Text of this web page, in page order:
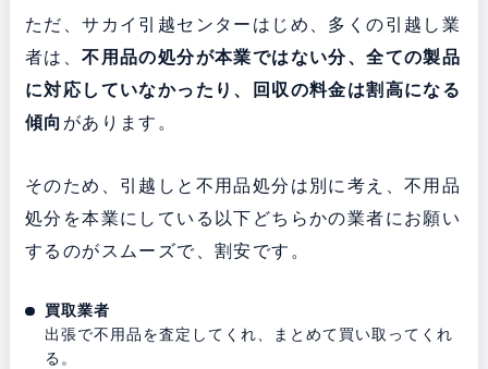
ただ、サカイ引越センターはじめ、多くの引越し業
者は、不用品の処分が本業ではない分、全ての製品
に対応していなかったり、回収の料金は割高になる
傾向 があります。
そのため、引越しと不用品処分は別に考え、不用品
処分を本業にしている以下どちらかの業者にお願い
するのがスムーズで、割安です。
買取業者
出張で不用品を査定してくれ、まとめて買い取ってくれ
る。